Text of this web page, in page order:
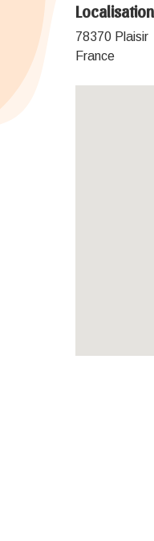
Localisation
78370 Plaisir
France